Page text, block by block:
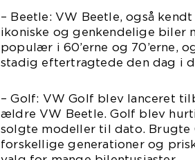
– Beetle: VW Beetle, også
ikoniske og genkendelige biler
populær i 60’erne og 70’erne,
stadig eftertragtede den dag i
– Golf: VW Golf blev lanceret
ældre VW Beetle. Golf blev
solgte modeller til dato.
forskellige generationer og